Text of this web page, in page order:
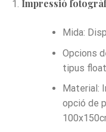
Impressió
Mida:
Opcions
tipus
Material:
opció de